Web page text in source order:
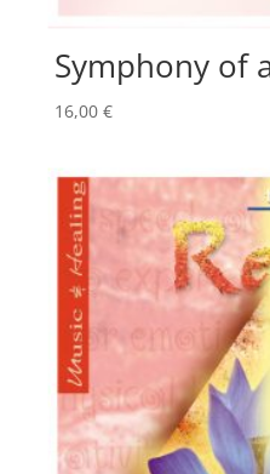
Symphony of
16,00 €